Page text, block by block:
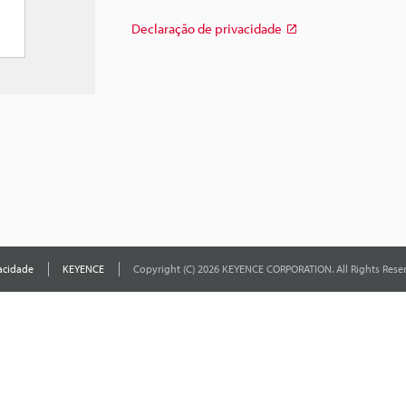
Declaração de privacidade
KEYENCE Copyright (C) 2026 KEYENCE CORPORATION. All Rights